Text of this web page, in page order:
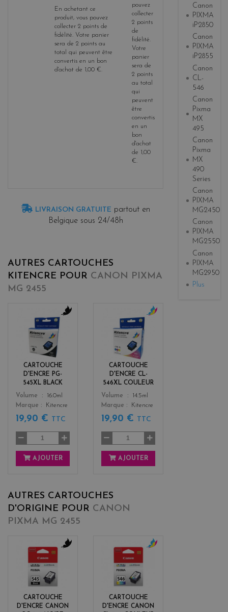
En achetant ce
produit, vous pouvez
collecter 2 points de
fidélité. Votre panier
sera de 2 points au
total qui peuvent être
convertis en un bon
d'achat de 1,00 €.
pouvez
collecter
2 points
de
fidélité.
Votre
panier
sera de
2 points
au total
qui
peuvent
être
convertis
en un
bon
d'achat
de 1,00
€.
LIVRAISON GRATUITE partout en
Belgique sous 24/48h
AUTRES CARTOUCHES
KITENCRE POUR CANON PIXMA
MG 2455
CARTOUCHE
D'ENCRE PG-
545XL BLACK
Color
k
Volume
16.0ml
Marque
Kitencre
19,90 € TTC
AJOUTER
CARTOUCHE
D'ENCRE CL-
546XL COULEUR
Color
r
Volume
14.5ml
Marque
Kitencre
19,90 € TTC
AJOUTER
AUTRES CARTOUCHES
D'ORIGINE POUR CANON
PIXMA MG 2455
CARTOUCHE
D'ENCRE CANON
k
CARTOUCHE
D'ENCRE CANON
r
s
Canon
PIXMA
iP2850
Canon
PIXMA
iP2855
Canon
CL-
546
Canon
Pixma
MX
495
Canon
Pixma
MX
490
Series
Canon
PIXMA
MG2450
Canon
PIXMA
MG2550
Canon
PIXMA
MG2950
Plus